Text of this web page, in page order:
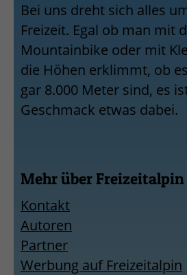
Bei uns dreht sich alles
Freizeit. Egal ob man mit
Mountainbike oder mit
die Höhen erklimmt, ob
gar 8.000 Meter sind, es
Geschmack etwas dabei.
Mehr über Freizeitalpin
Kontakt
Autoren
Partner
Werbung auf Freizeitalpin